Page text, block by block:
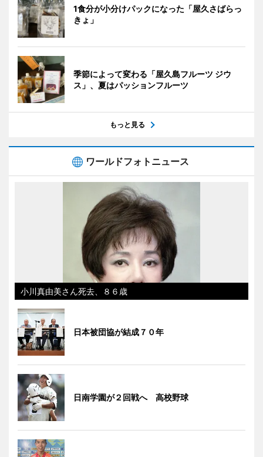
1食分が小分けパックになった「屋久さばらっ
きょ」
季節によって変わる「屋久島フルーツ ジウ
ス」、夏はパッションフルーツ
もっと見る
ワールドフォトニュース
小川真由美さん死去、８６歳
日本被団協が結成７０年
日南学園が２回戦へ 高校野球